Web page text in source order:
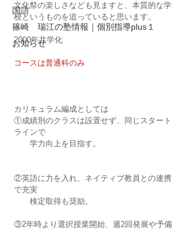
国語
篠崎 瑞江の塾情報｜個別指導plus１
お知らせ
文化祭の楽しさなども見ますと、本質的な学
校というものを追っていると思います。
2000年共学化
コースは普通科のみ
カリキュラム編成としては
①成績別のクラスは設置せず、同じスタート
ラインで
学力向上を目指す。
②英語に力を入れ、ネイティブ教員との連携
で充実
検定取得も奨励。
③2年時より選択授業開始、週2回発展や予備